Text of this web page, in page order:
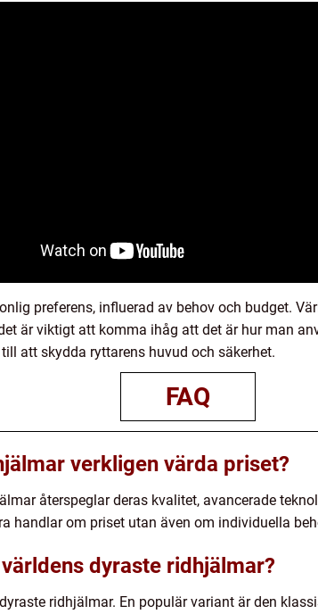
preferens, influerad av behov och budget.
är viktigt att komma ihåg att det är hur man
att skydda ryttarens huvud och säkerhet.
FAQ
verkligen värda priset?
återspeglar deras kvalitet, avancerade
handlar om priset utan även om individuella
dyraste ridhjälmar?
ridhjälmar. En populär variant är den